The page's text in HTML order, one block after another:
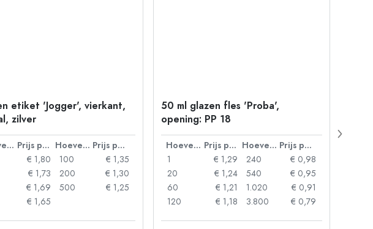
etiket 'Jogger', vierkant,
zilver
Hoeveelheid Prijs per eenheid Hoeveelheid
Prijs per eenheid
€ 1,80
€ 1,73
€ 1,69
€ 1,65
100
€ 1,35
200
€ 1,30
500
€ 1,25
50 ml glazen fles 'Proba',
opening: PP 18
Hoeveelheid Prijs per eenheid Hoeveelheid
Prijs per eenheid
1
€ 1,29
20
€ 1,24
60
€ 1,21
120
€ 1,18
240
€ 0,98
540
€ 0,95
1.020
€ 0,91
3.800
€ 0,79